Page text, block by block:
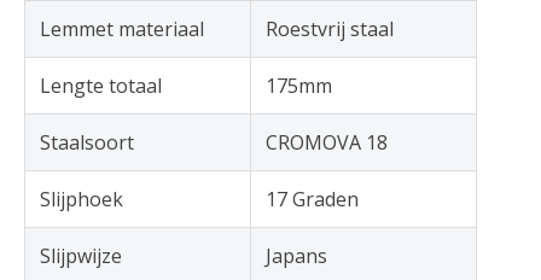
Lemmet materiaal Roestvrij staal
Lengte totaal 175mm
Staalsoort CROMOVA 18
Slijphoek 17 Graden
Slijpwijze Japans